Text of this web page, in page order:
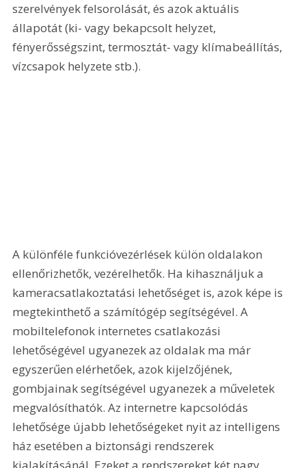
szerelvények felsorolását, és azok aktuális
állapotát (ki- vagy bekapcsolt helyzet,
fényerősségszint, termosztát- vagy klímabeállítás,
vízcsapok helyzete stb.).
A különféle funkcióvezérlések külön oldalakon
ellenőrizhetők, vezérelhetők. Ha kihasználjuk a
kameracsatlakoztatási lehetőséget is, azok képe is
megtekinthető a számítógép segítségével. A
mobiltelefonok internetes csatlakozási
lehetőségével ugyanezek az oldalak ma már
egyszerűen elérhetőek, azok kijelzőjének,
gombjainak segítségével ugyanezek a műveletek
megvalósíthatók. Az internetre kapcsolódás
lehetősége újabb lehetőségeket nyit az intelligens
ház esetében a biztonsági rendszerek
kialakításánál. Ezeket a rendszereket két nagy